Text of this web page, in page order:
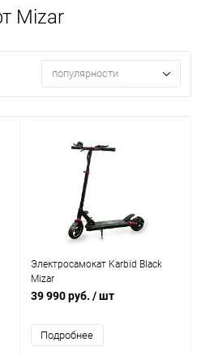
Mizar
популярности
Электросамокат Karbid Black
Mizar
39 990 руб. / шт
Подробнее